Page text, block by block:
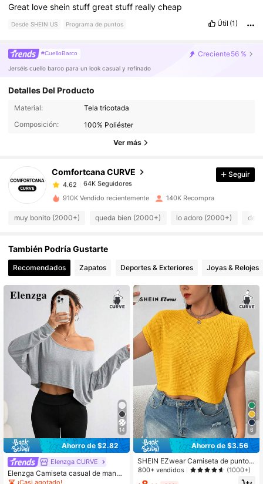
Great lovesheinstuffgreatstuff reallycheap
Desde SHEIN US Programa de puntos Útil (1)
#CuelloBarco Creciente56 %
Jerséis cuello barco para un look casual y refinado
Detalles Del Producto
Material:
Tela tricotada
Composición:
100% Poliéster
Ver más
Comfortcana CURVE
64K Seguidores
4.62
64K Seguidores
N***3
pagóHace 12 horas
4.62 64K Seguidores
4.62 64K Seguidores
4.62
4.62 64K Seguidores
4.62 64K Seguidores
64K Seguidores
4.62 64K Seguidores
Seguir
910K Vendido recientemente 140K Recompra
muy bonito (2000+) queda bien (2000+) lo adoro (2000+) de
También Podría Gustarte
Recomendados Zapatos Deportes & Exteriores Joyas & Relojes
14
Ahorro de $2.82
Elenzga CURVE
Elenzga Camiseta casual de manga
larga y cuello asimétrico, unicolor, p
6
Ahorro de $3.56
SHEIN EZwear Camiseta de punto b
eige elegante de manga corta para
800+ vendidos (1000+)